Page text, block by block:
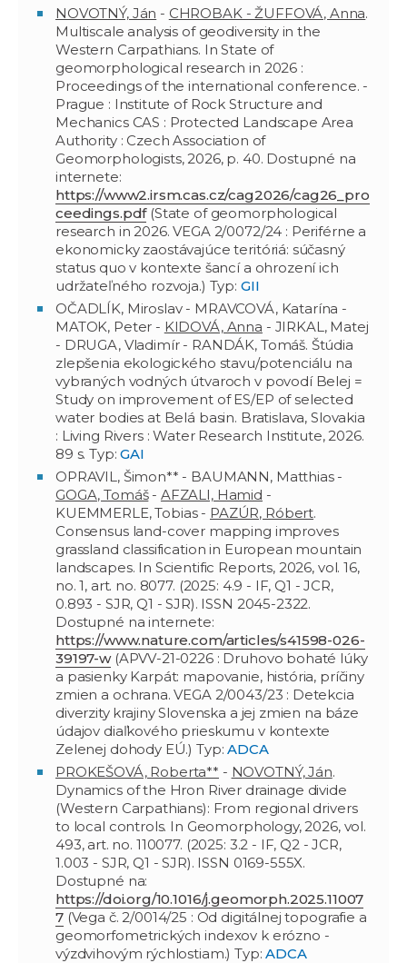
NOVOTNÝ, Ján - CHROBAK - ŽUFFOVÁ, Anna.
Multiscale analysis of geodiversity in the
Western Carpathians. In State of
geomorphological research in 2026 :
Proceedings of the international conference. -
Prague : Institute of Rock Structure and
Mechanics CAS : Protected Landscape Area
Authority : Czech Association of
Geomorphologists, 2026, p. 40. Dostupné na
internete:
https://www2.irsm.cas.cz/cag2026/cag26_pro
ceedings.pdf(State of geomorphological
research in 2026. VEGA 2/0072/24 : Periférne a
ekonomicky zaostávajúce teritóriá: súčasný
status quo v kontexte šancí a ohrození ich
udržateľného rozvoja.) Typ: GII
OČADLÍK, Miroslav - MRAVCOVÁ, Katarína -
MATOK, Peter - KIDOVÁ, Anna - JIRKAL, Matej
- DRUGA, Vladimír - RANDÁK, Tomáš. Štúdia
zlepšenia ekologického stavu/potenciálu na
vybraných vodných útvaroch v povodí Belej =
Study on improvement of ES/EP of selected
water bodies at Belá basin. Bratislava, Slovakia
: Living Rivers : Water Research Institute, 2026.
89 s. Typ:GAI
OPRAVIL, Šimon** - BAUMANN, Matthias -
GOGA, Tomáš- AFZALI, Hamid -
KUEMMERLE, Tobias - PAZÚR, Róbert.
Consensus land-cover mapping improves
grassland classification in European mountain
landscapes. In Scientific Reports, 2026, vol. 16,
no. 1, art. no. 8077. (2025: 4.9 - IF, Q1 - JCR,
0.893 - SJR, Q1 - SJR). ISSN 2045-2322.
Dostupné na internete:
https://www.nature.com/articles/s41598-026-
39197-w(APVV-21-0226 : Druhovo bohaté lúky
a pasienky Karpát: mapovanie, história, príčiny
zmien a ochrana. VEGA 2/0043/23 : Detekcia
diverzity krajiny Slovenska a jej zmien na báze
údajov diaľkového prieskumu v kontexte
Zelenej dohody EÚ.) Typ:ADCA
PROKEŠOVÁ, Roberta** - NOVOTNÝ, Ján.
Dynamics of the Hron River drainage divide
(Western Carpathians): From regional drivers
to local controls. In Geomorphology, 2026, vol.
493, art. no. 110077. (2025: 3.2 - IF, Q2 - JCR,
1.003 - SJR, Q1 - SJR). ISSN 0169-555X.
Dostupné na:
https://doi.org/10.1016/j.geomorph.2025.11007
7(Vega č. 2/0014/25 : Od digitálnej topografie a
geomorfometrických indexov k erózno -
výzdvihovým rýchlostiam.) Typ:ADCA